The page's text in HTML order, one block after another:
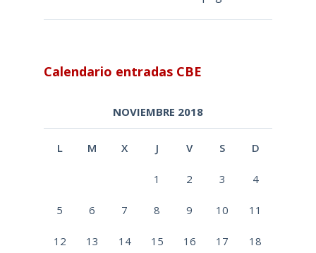
Calendario entradas CBE
NOVIEMBRE 2018
L M X J V S D
1 2 3 4
5 6 7 8 9 10 11
12 13 14 15 16 17 18